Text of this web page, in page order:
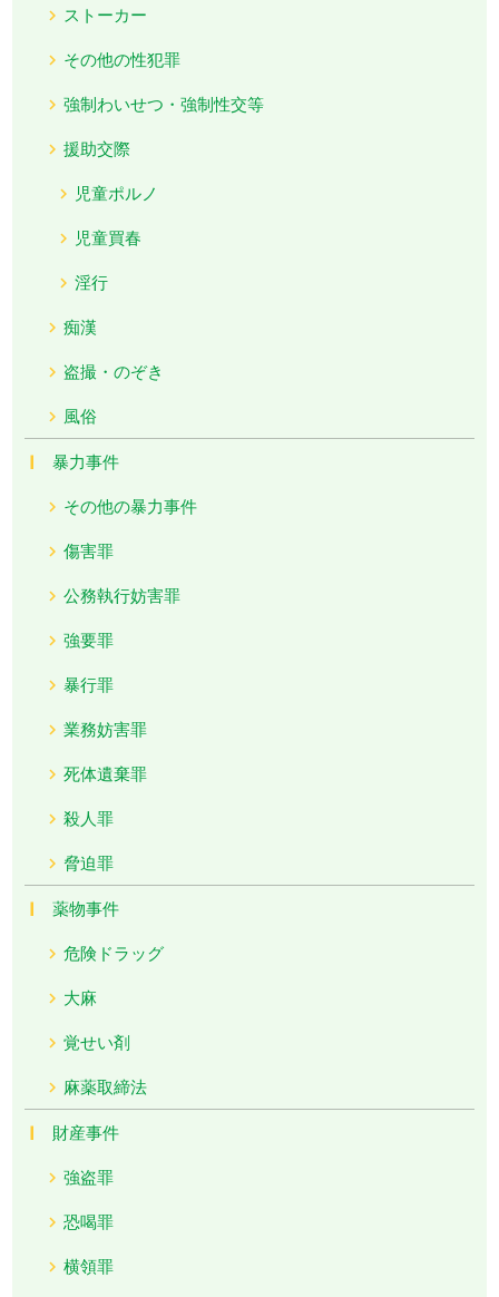
ストーカー
その他の性犯罪
強制わいせつ・強制性交等
援助交際
児童ポルノ
児童買春
淫行
痴漢
盗撮・のぞき
風俗
暴力事件
その他の暴力事件
傷害罪
公務執行妨害罪
強要罪
暴行罪
業務妨害罪
死体遺棄罪
殺人罪
脅迫罪
薬物事件
危険ドラッグ
大麻
覚せい剤
麻薬取締法
財産事件
強盗罪
恐喝罪
横領罪